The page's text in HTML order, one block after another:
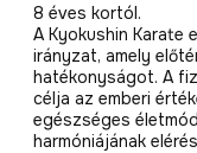
8 éves kortól.
A Kyokushin Karate
irányzat, amely
hatékonyságot. A
célja az emberi
egészséges
harmóniájának